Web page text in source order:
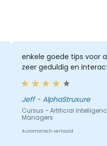
enkele goede tips voor
zeer geduldig en
Jeff - AlphaStruxure
Cursus - Artificial
Managers
Automatisch vertaald